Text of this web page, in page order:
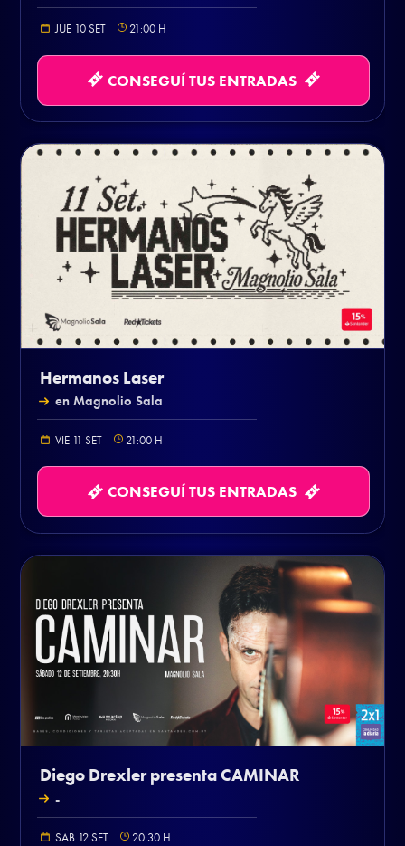
JUE 10 SET 21:00 H
CONSEGUÍ TUS ENTRADAS
Hermanos Laser
en Magnolio Sala
VIE 11 SET 21:00 H
CONSEGUÍ TUS ENTRADAS
Diego Drexler presenta CAMINAR
-
SAB 12 SET 20:30 H